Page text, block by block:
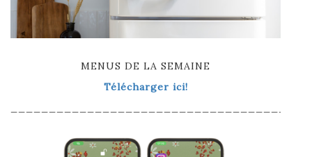
MENUS DE LA SEMAINE
Télécharger ici!